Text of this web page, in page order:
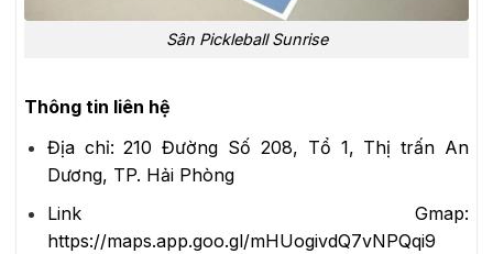
Sân Pickleball Sunrise
Thông tin liên hệ
Địa chỉ:210 Đường Số 208, Tổ 1, Thị trấn An
Dương, TP. Hải Phòng
Link Gmap:
https://maps.app.goo.gl/mHUogivdQ7vNPQqi9